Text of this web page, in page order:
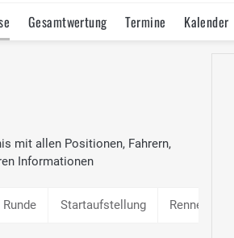
Gesamtwertung Termine Kalender
mit allen Positionen, Fahrern,
Informationen
Startaufstellung Rennen